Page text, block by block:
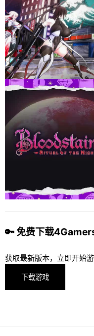
🔑 免费下载
获取最新版本，立即开始游
下载游戏